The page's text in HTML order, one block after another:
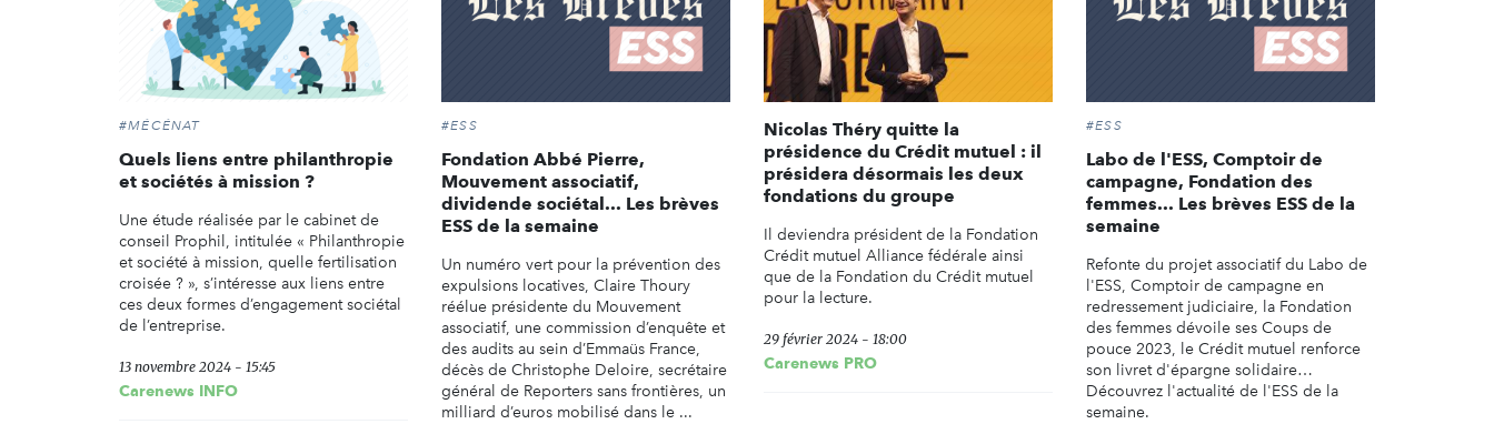
#MÉCÉNAT
Quels liens entre philanthropie
et sociétés à mission ?
Une étude réalisée par le cabinet de
conseil Prophil, intitulée « Philanthropie
et société à mission, quelle fertilisation
croisée ? », s’intéresse aux liens entre
ces deux formes d’engagement sociétal
de l’entreprise.
13 novembre 2024 - 15:45
Carenews INFO
#ESS
Fondation Abbé Pierre,
Mouvement associatif,
dividende sociétal... Les brèves
ESS de la semaine
Un numéro vert pour la prévention des
expulsions locatives, Claire Thoury
réélue présidente du Mouvement
associatif, une commission d’enquête et
des audits au sein d’Emmaüs France,
décès de Christophe Deloire, secrétaire
général de Reporters sans frontières, un
milliard d’euros mobilisé dans le ...
Nicolas Théry quitte la
présidence du Crédit mutuel : il
présidera désormais les deux
fondations du groupe
Il deviendra président de la Fondation
Crédit mutuel Alliance fédérale ainsi
que de la Fondation du Crédit mutuel
pour la lecture.
29 février 2024 - 18:00
Carenews PRO
#ESS
Labo de l'ESS, Comptoir de
campagne, Fondation des
femmes... Les brèves ESS de la
semaine
Refonte du projet associatif du Labo de
l'ESS, Comptoir de campagne en
redressement judiciaire, la Fondation
des femmes dévoile ses Coups de
pouce 2023, le Crédit mutuel renforce
son livret d'épargne solidaire…
Découvrez l'actualité de l'ESS de la
semaine.